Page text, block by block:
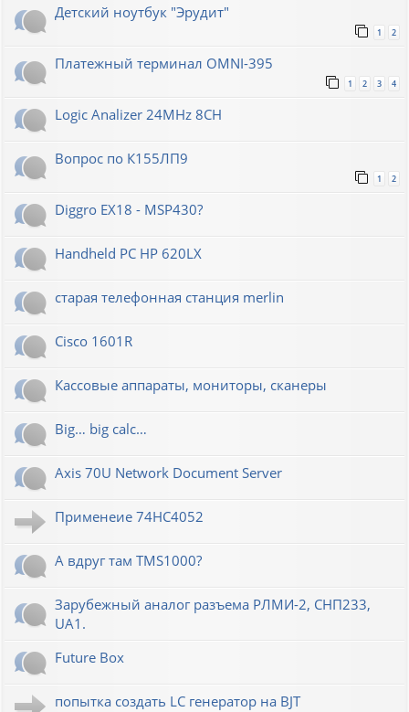
Детский ноутбук "Эрудит"
1 2
Платежный терминал OMNI-395
1 2 3 4
Logic Analizer 24MHz 8CH
Вопрос по К155ЛП9
1 2
Diggro EX18 - MSP430?
Handheld PC HP 620LX
старая телефонная станция merlin
Cisco 1601R
Кассовые аппараты, мониторы, сканеры
Big… big calc…
Axis 70U Network Document Server
Применеие 74HC4052
А вдруг там TMS1000?
Зарубежный аналог разъема РЛМИ-2, СНП233,
UA1.
Future Box
попытка создать LC генератор на BJT